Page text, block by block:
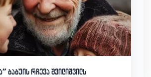
ბაბუის რჩევა შვილიშვილს